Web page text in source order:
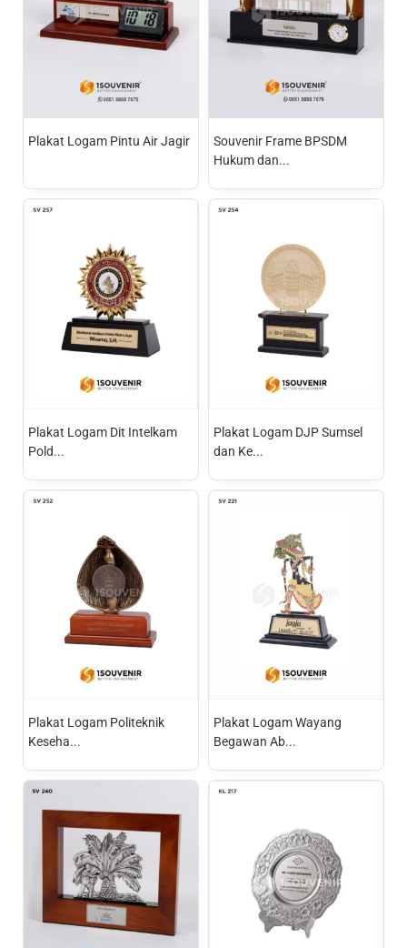
Plakat Logam Pintu Air Jagir
Souvenir Frame BPSDM
Hukum dan...
Plakat Logam Dit Intelkam
Pold...
Plakat Logam DJP Sumsel
dan Ke...
Plakat Logam Politeknik
Keseha...
Plakat Logam Wayang
Begawan Ab...